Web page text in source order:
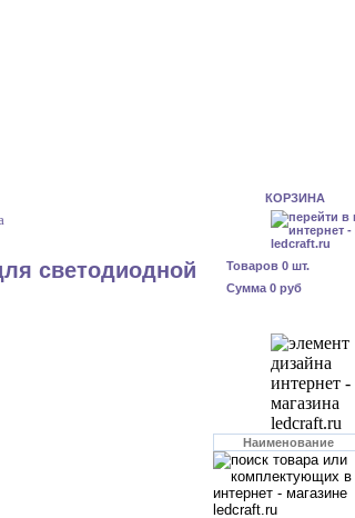
светодиодной
КОРЗИНА
Товаров 0 шт.
Сумма 0 руб